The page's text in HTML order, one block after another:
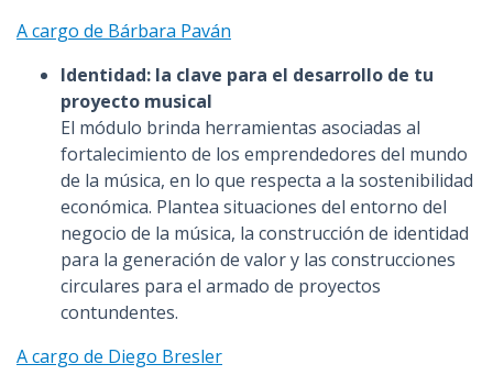
A cargo de Bárbara Paván
Identidad: la clave para el desarrollo de tu
proyecto musical
El módulo brinda herramientas asociadas al
fortalecimiento de los emprendedores del mundo
de la música, en lo que respecta a la sostenibilidad
económica. Plantea situaciones del entorno del
negocio de la música, la construcción de identidad
para la generación de valor y las construcciones
circulares para el armado de proyectos
contundentes.
A cargo de Diego Bresler